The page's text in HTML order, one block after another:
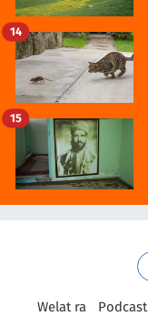
14
15
Welat ra Podcast